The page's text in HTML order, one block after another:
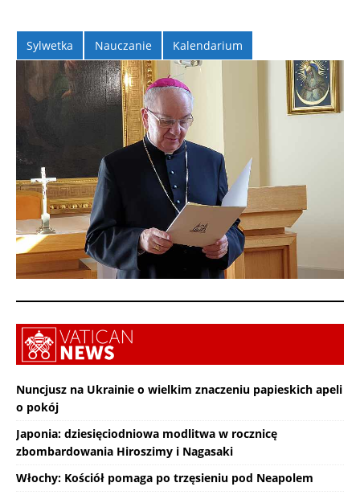
Sylwetka Nauczanie Kalendarium
Nuncjusz na Ukrainie o wielkim znaczeniu papieskich apeli
o pokój
Japonia: dziesięciodniowa modlitwa w rocznicę
zbombardowania Hiroszimy i Nagasaki
Włochy: Kościół pomaga po trzęsieniu pod Neapolem